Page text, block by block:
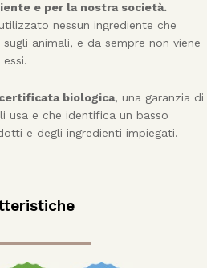
e per la nostra società.
nessun ingrediente che
animali, e da sempre non viene
biologica, una garanzia di
usa e che identifica un basso
e degli ingredienti impiegati.